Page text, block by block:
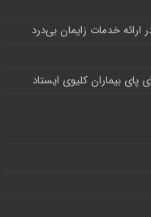
بیماران کلیوی ایستاد